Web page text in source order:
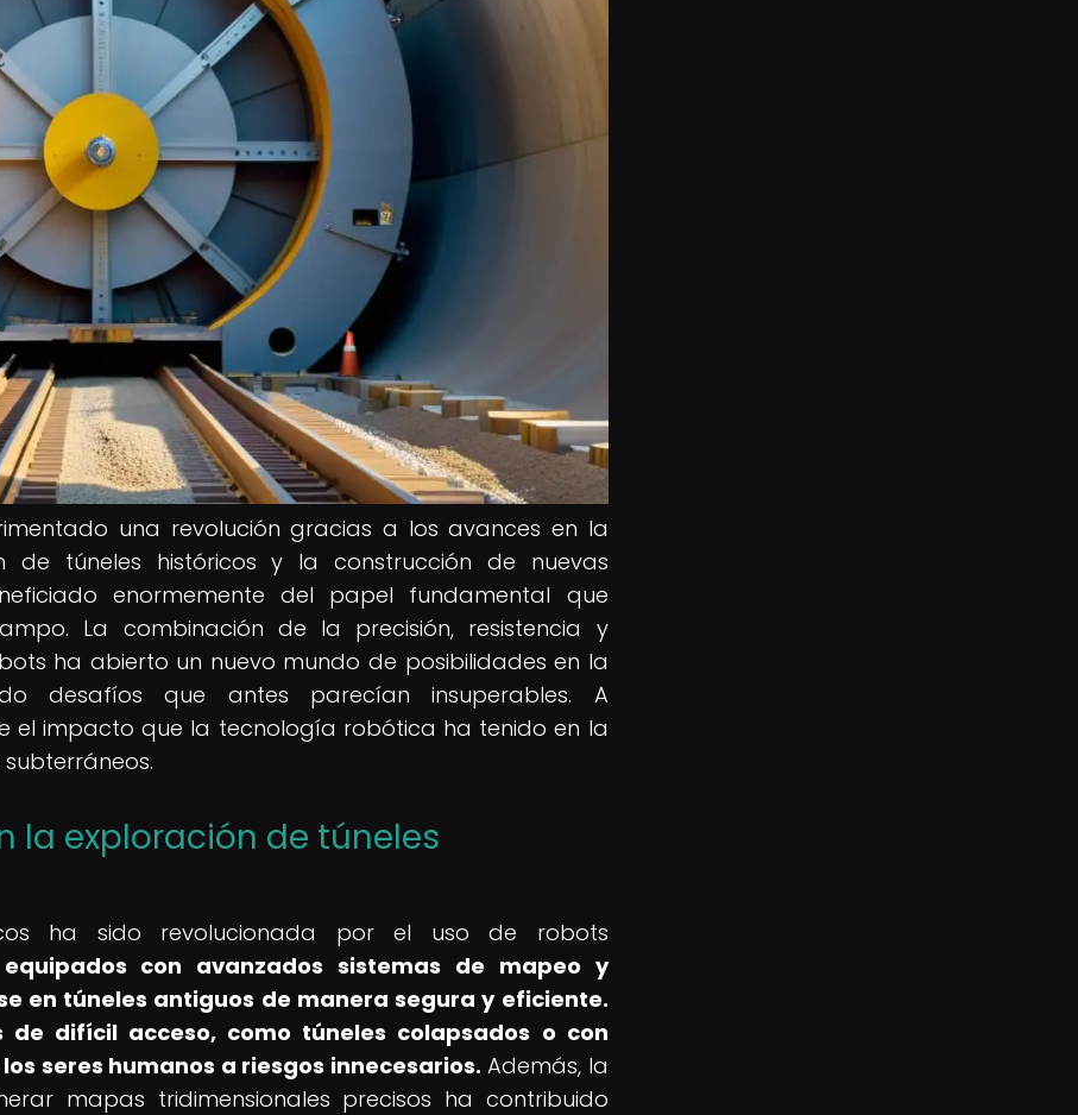
una revolución gracias a los avances en la
de túneles históricos y la construcción de nuevas
enormemente del papel fundamental que
La combinación de la precisión, resistencia y
ha abierto un nuevo mundo de posibilidades en la
desafíos que antes parecían insuperables. A
el impacto que la tecnología robótica ha tenido en la
la exploración de túneles
ha sido revolucionada por el uso de robots
equipados con avanzados sistemas de mapeo y
en túneles antiguos de manera segura y eficiente.
de difícil acceso, como túneles colapsados o con
seres humanos a riesgos innecesarios. Además, la
mapas tridimensionales precisos ha contribuido